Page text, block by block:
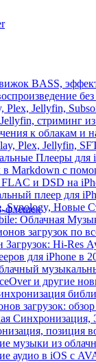
BASS,
Jellyfin,
стриминг
к облакам и
Plex, Jellyfin,
Плееры для
в Markdown с
FLAC и DSD на
плеер для
Synology, Новые
Облачная
загрузок по
Hi-Res
для iPhone в
и другие
загрузок:
позиция
музыки из
аудио в iOS с
флешек